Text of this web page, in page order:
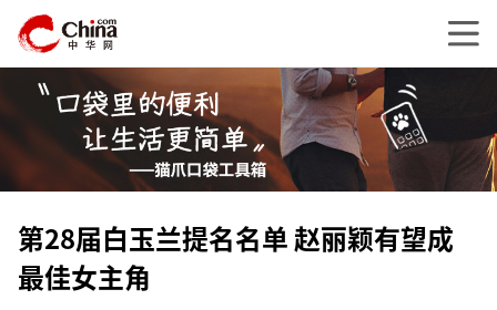
第28届白玉兰提名名单 赵丽颖有望成
最佳女主角